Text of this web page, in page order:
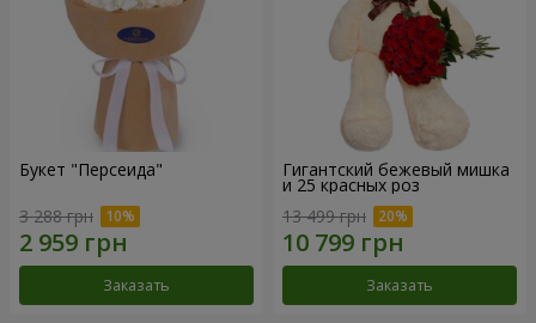
Букет "Персеида"
3 288 грн
Заказать
Гигантский бежевый мишка
и 25 красных роз
13 499 грн
Заказать